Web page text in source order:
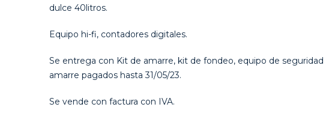
dulce 40litros.
Equipo hi-fi, contadores digitales.
Se entrega con Kit de amarre, kit de fondeo, equipo de
amarre pagados hasta 31/05/23.
Se vende con factura con IVA.